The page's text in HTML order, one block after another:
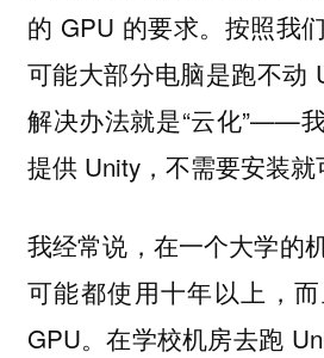
的 GPU 的要求。按照我
可能大部分电脑是跑不动
解决办法就是“云化”——
提供 Unity，不需要安装就
我经常说，在一个大学的
可能都使用十年以上，
GPU。在学校机房去跑